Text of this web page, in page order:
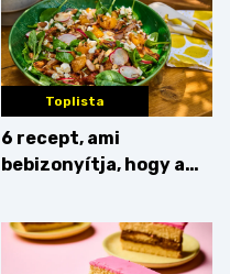
Toplista
6 recept, ami
bebizonyítja, hogy a
zseniális